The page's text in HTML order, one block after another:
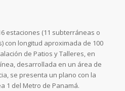
estaciones (11 subterráneas o
con longitud aproximada de 100
de Patios y Talleres, en
desarrollada en un área de
se presenta un plano con la
1 del Metro de Panamá.